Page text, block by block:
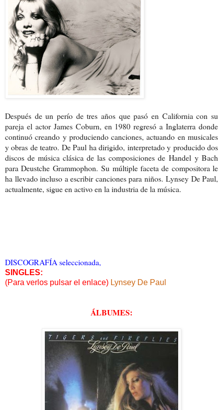
Después de un perío de tres años que pasó en California con su
pareja el actor James Coburn, en 1980 regresó a Inglaterra donde
continuó creando y produciendo canciones, actuando en musicales
y obras de teatro. De Paul ha dirigido, interpretado y producido dos
discos de música clásica de las composiciones de Handel y Bach
para Deustche Grammophon.Su múltiple faceta de compositora le
ha llevado incluso a escribir canciones para niños. Lynsey De Paul,
actualmente, sigue en activo en la industria de la música.
DISCOGRAFÍA seleccionada,
SINGLES:
(Para verlos pulsar el enlace) Lynsey De Paul
ÁLBUMES: